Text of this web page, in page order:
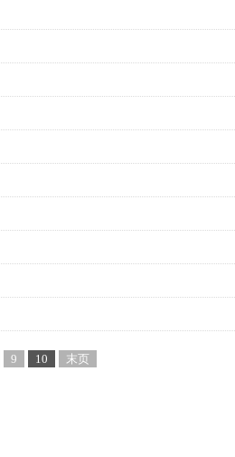
9 10 末页